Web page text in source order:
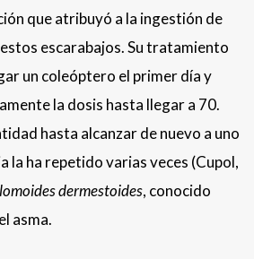
que atribuyó a la ingestión de
escarabajos. Su tratamiento
un coleóptero el primer día y
la dosis hasta llegar a 70.
hasta alcanzar de nuevo a uno
la ha repetido varias veces (Cupol,
dermestoides, conocido
asma.